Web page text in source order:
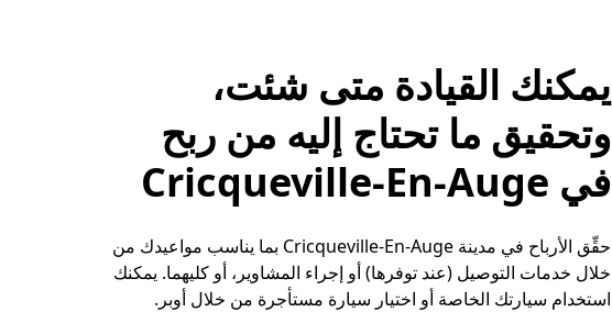
يمكنك القيادة متى شئت،
وتحقيق ما تحتاج إليه من ربح
في Cricqueville-En-Auge
حقِّق الأرباح في مدينة Cricqueville-En-Auge بما يناسب مواعيدك من
خلال خدمات التوصيل (عند توفرها) أو إجراء المشاوير، أو كليهما. يمكنك
استخدام سيارتك الخاصة أو اختيار سيارة مستأجرة من خلال أوبر.